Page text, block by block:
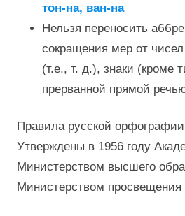
тон-на, ван-на
Нельзя переносить
сокращения мер от
(т.е., т. д.), знаки (кроме
прерванной прямой
Правила русской
Утверждены в 1956 году
Министерством высшего
Министерством